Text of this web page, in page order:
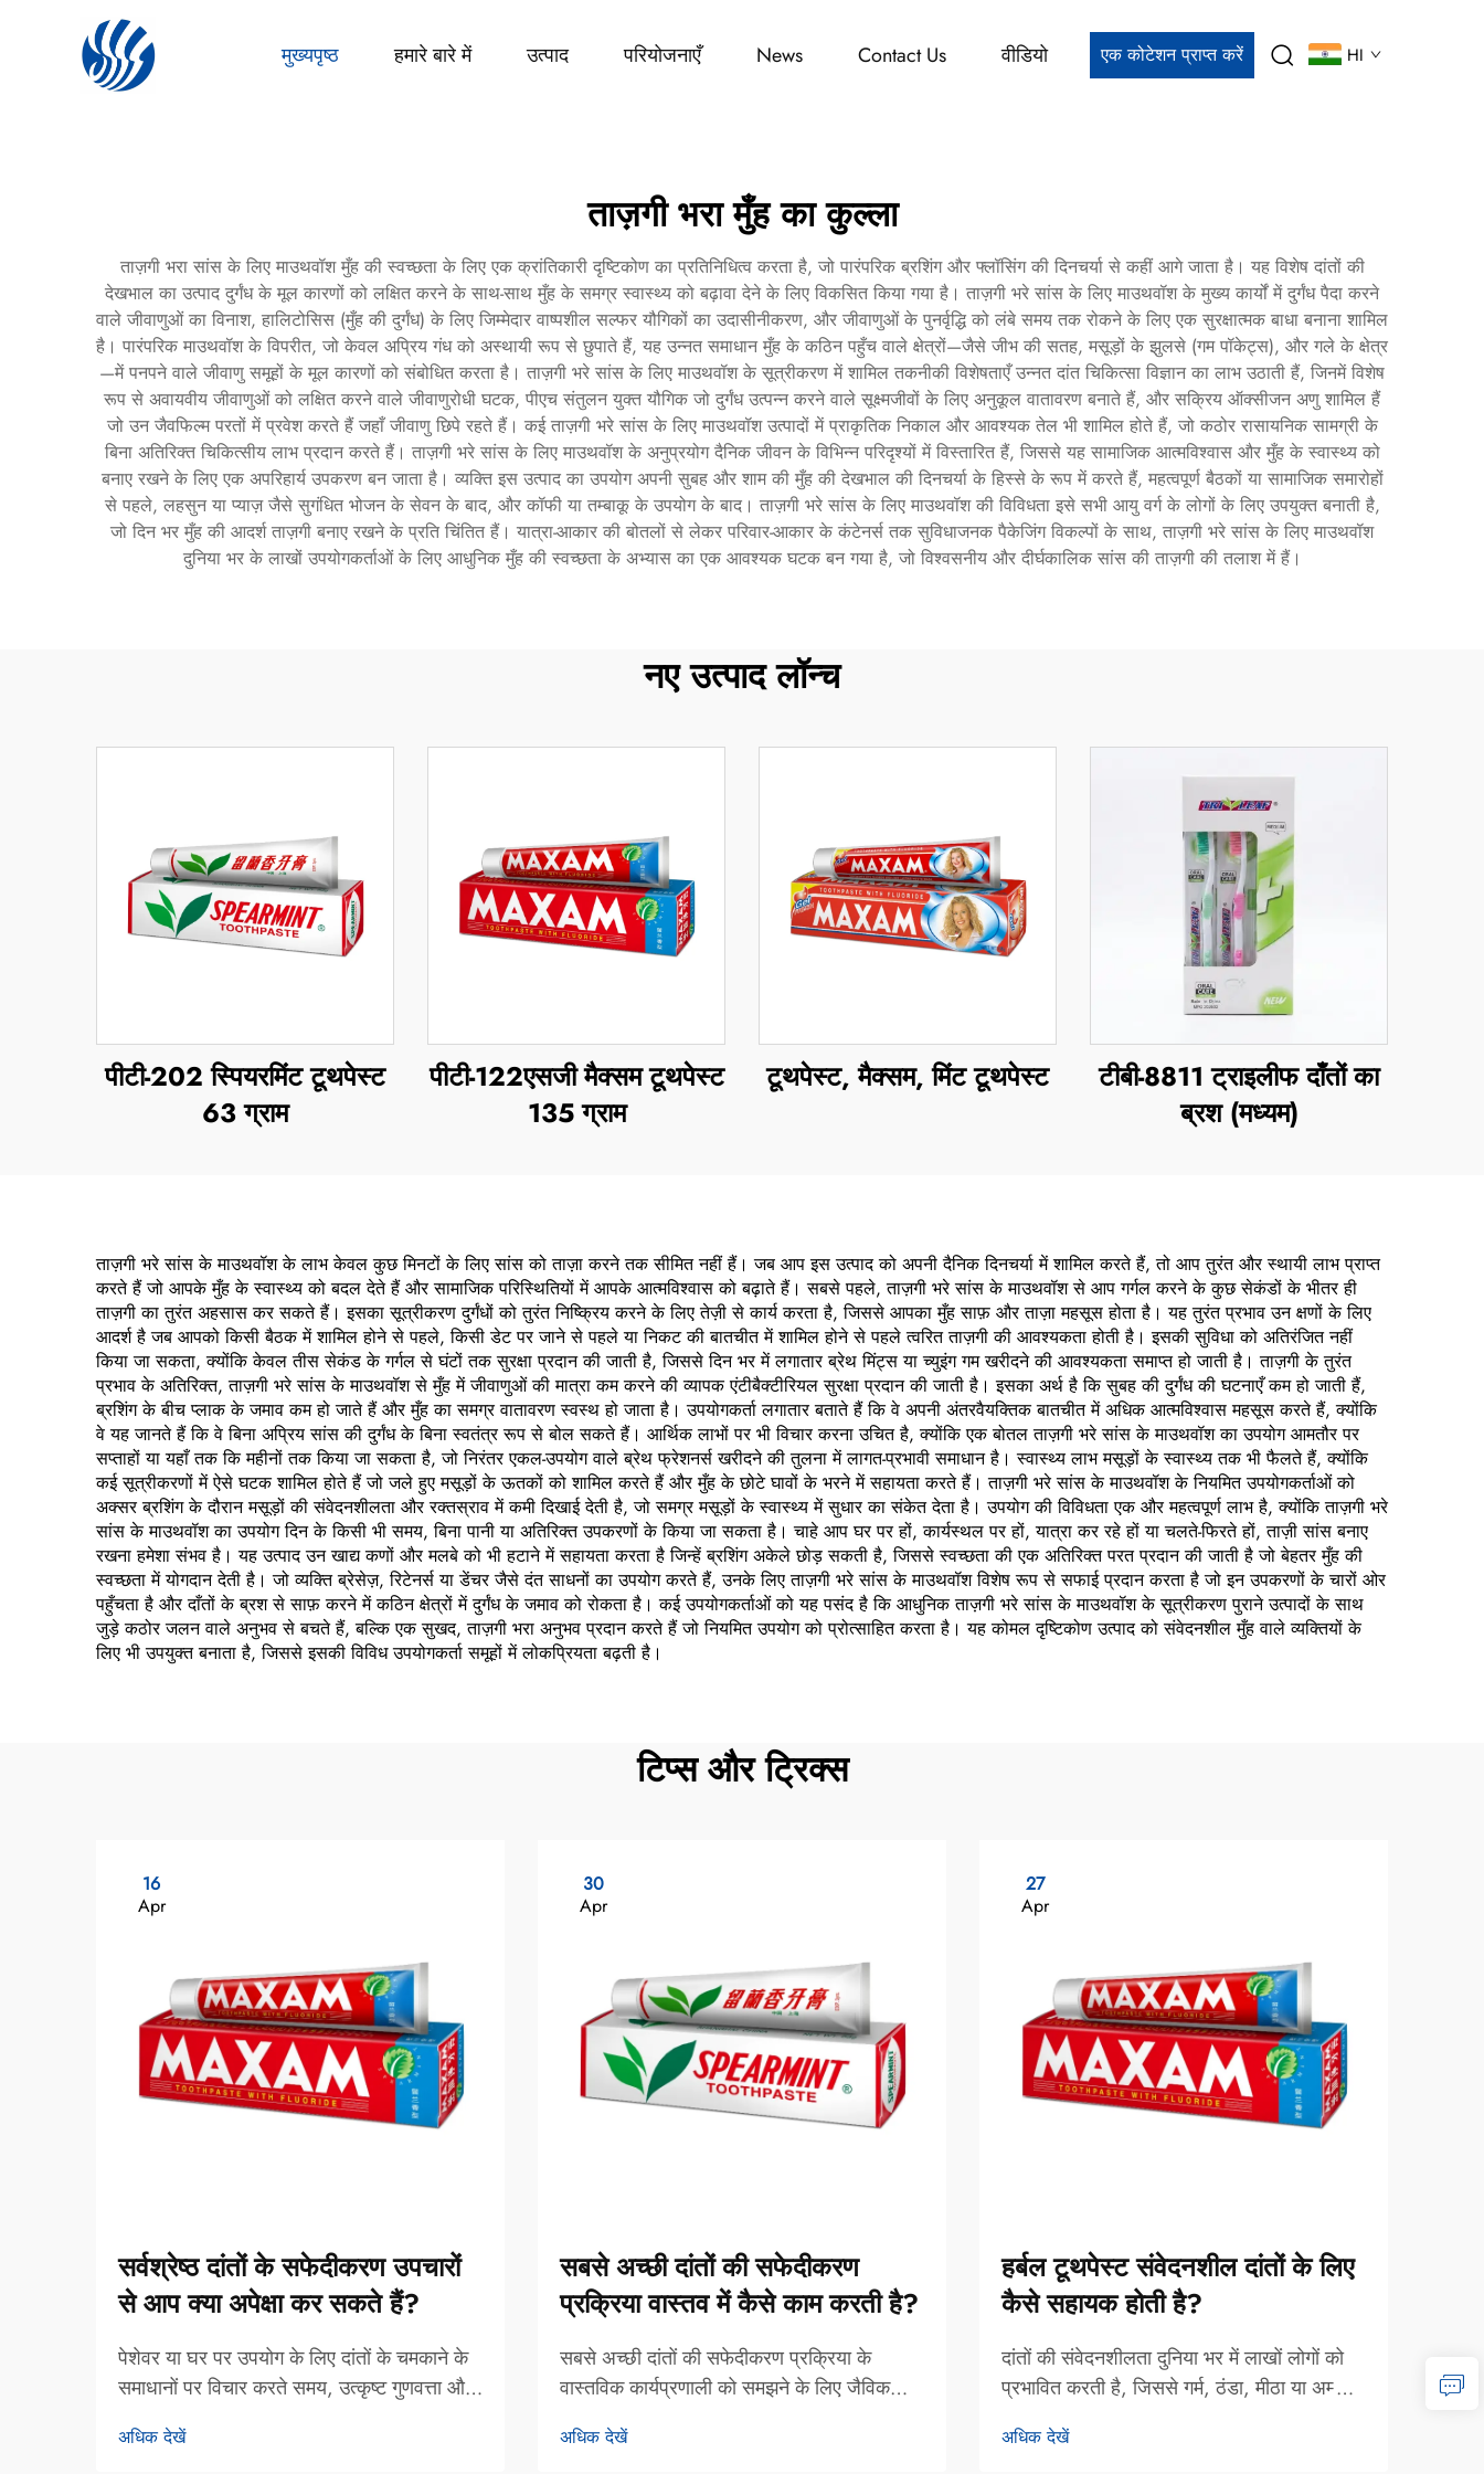
मुख्यपृष्ठ हमारे बारे में उत्पाद परियोजनाएँ News Contact Us वीडियो एक कोटेशन प्राप्त करें HI
ताज़गी भरा मुँह का कुल्ला
ताज़गी भरा सांस के लिए माउथवॉश मुँह की स्वच्छता के लिए एक क्रांतिकारी दृष्टिकोण का प्रतिनिधित्व करता है, जो पारंपरिक ब्रशिंग और फ्लॉसिंग की दिनचर्या से कहीं आगे जाता है। यह विशेष दांतों की
देखभाल का उत्पाद दुर्गंध के मूल कारणों को लक्षित करने के साथ-साथ मुँह के समग्र स्वास्थ्य को बढ़ावा देने के लिए विकसित किया गया है। ताज़गी भरे सांस के लिए माउथवॉश के मुख्य कार्यों में दुर्गंध पैदा करने
वाले जीवाणुओं का विनाश, हालिटोसिस (मुँह की दुर्गंध) के लिए जिम्मेदार वाष्पशील सल्फर यौगिकों का उदासीनीकरण, और जीवाणुओं के पुनर्वृद्धि को लंबे समय तक रोकने के लिए एक सुरक्षात्मक बाधा बनाना शामिल
है। पारंपरिक माउथवॉश के विपरीत, जो केवल अप्रिय गंध को अस्थायी रूप से छुपाते हैं, यह उन्नत समाधान मुँह के कठिन पहुँच वाले क्षेत्रों—जैसे जीभ की सतह, मसूड़ों के झुलसे (गम पॉकेट्स), और गले के क्षेत्र
—में पनपने वाले जीवाणु समूहों के मूल कारणों को संबोधित करता है। ताज़गी भरे सांस के लिए माउथवॉश के सूत्रीकरण में शामिल तकनीकी विशेषताएँ उन्नत दांत चिकित्सा विज्ञान का लाभ उठाती हैं, जिनमें विशेष
रूप से अवायवीय जीवाणुओं को लक्षित करने वाले जीवाणुरोधी घटक, पीएच संतुलन युक्त यौगिक जो दुर्गंध उत्पन्न करने वाले सूक्ष्मजीवों के लिए अनुकूल वातावरण बनाते हैं, और सक्रिय ऑक्सीजन अणु शामिल हैं
जो उन जैवफिल्म परतों में प्रवेश करते हैं जहाँ जीवाणु छिपे रहते हैं। कई ताज़गी भरे सांस के लिए माउथवॉश उत्पादों में प्राकृतिक निकाल और आवश्यक तेल भी शामिल होते हैं, जो कठोर रासायनिक सामग्री के
बिना अतिरिक्त चिकित्सीय लाभ प्रदान करते हैं। ताज़गी भरे सांस के लिए माउथवॉश के अनुप्रयोग दैनिक जीवन के विभिन्न परिदृश्यों में विस्तारित हैं, जिससे यह सामाजिक आत्मविश्वास और मुँह के स्वास्थ्य को
बनाए रखने के लिए एक अपरिहार्य उपकरण बन जाता है। व्यक्ति इस उत्पाद का उपयोग अपनी सुबह और शाम की मुँह की देखभाल की दिनचर्या के हिस्से के रूप में करते हैं, महत्वपूर्ण बैठकों या सामाजिक समारोहों
से पहले, लहसुन या प्याज़ जैसे सुगंधित भोजन के सेवन के बाद, और कॉफी या तम्बाकू के उपयोग के बाद। ताज़गी भरे सांस के लिए माउथवॉश की विविधता इसे सभी आयु वर्ग के लोगों के लिए उपयुक्त बनाती है,
जो दिन भर मुँह की आदर्श ताज़गी बनाए रखने के प्रति चिंतित हैं। यात्रा-आकार की बोतलों से लेकर परिवार-आकार के कंटेनर्स तक सुविधाजनक पैकेजिंग विकल्पों के साथ, ताज़गी भरे सांस के लिए माउथवॉश
दुनिया भर के लाखों उपयोगकर्ताओं के लिए आधुनिक मुँह की स्वच्छता के अभ्यास का एक आवश्यक घटक बन गया है, जो विश्वसनीय और दीर्घकालिक सांस की ताज़गी की तलाश में हैं।
नए उत्पाद लॉन्च
पीटी-202 स्पियरमिंट टूथपेस्ट
63 ग्राम
पीटी-122एसजी मैक्सम टूथपेस्ट
135 ग्राम
टूथपेस्ट, मैक्सम, मिंट टूथपेस्ट
टीबी-8811 ट्राइलीफ दाँतों का
ब्रश (मध्यम)
ताज़गी भरे सांस के माउथवॉश के लाभ केवल कुछ मिनटों के लिए सांस को ताज़ा करने तक सीमित नहीं हैं। जब आप इस उत्पाद को अपनी दैनिक दिनचर्या में शामिल करते हैं, तो आप तुरंत और स्थायी लाभ प्राप्त
करते हैं जो आपके मुँह के स्वास्थ्य को बदल देते हैं और सामाजिक परिस्थितियों में आपके आत्मविश्वास को बढ़ाते हैं। सबसे पहले, ताज़गी भरे सांस के माउथवॉश से आप गर्गल करने के कुछ सेकंडों के भीतर ही
ताज़गी का तुरंत अहसास कर सकते हैं। इसका सूत्रीकरण दुर्गंधों को तुरंत निष्क्रिय करने के लिए तेज़ी से कार्य करता है, जिससे आपका मुँह साफ़ और ताज़ा महसूस होता है। यह तुरंत प्रभाव उन क्षणों के लिए
आदर्श है जब आपको किसी बैठक में शामिल होने से पहले, किसी डेट पर जाने से पहले या निकट की बातचीत में शामिल होने से पहले त्वरित ताज़गी की आवश्यकता होती है। इसकी सुविधा को अतिरंजित नहीं
किया जा सकता, क्योंकि केवल तीस सेकंड के गर्गल से घंटों तक सुरक्षा प्रदान की जाती है, जिससे दिन भर में लगातार ब्रेथ मिंट्स या च्युइंग गम खरीदने की आवश्यकता समाप्त हो जाती है। ताज़गी के तुरंत
प्रभाव के अतिरिक्त, ताज़गी भरे सांस के माउथवॉश से मुँह में जीवाणुओं की मात्रा कम करने की व्यापक एंटीबैक्टीरियल सुरक्षा प्रदान की जाती है। इसका अर्थ है कि सुबह की दुर्गंध की घटनाएँ कम हो जाती हैं,
ब्रशिंग के बीच प्लाक के जमाव कम हो जाते हैं और मुँह का समग्र वातावरण स्वस्थ हो जाता है। उपयोगकर्ता लगातार बताते हैं कि वे अपनी अंतरवैयक्तिक बातचीत में अधिक आत्मविश्वास महसूस करते हैं, क्योंकि
वे यह जानते हैं कि वे बिना अप्रिय सांस की दुर्गंध के बिना स्वतंत्र रूप से बोल सकते हैं। आर्थिक लाभों पर भी विचार करना उचित है, क्योंकि एक बोतल ताज़गी भरे सांस के माउथवॉश का उपयोग आमतौर पर
सप्ताहों या यहाँ तक कि महीनों तक किया जा सकता है, जो निरंतर एकल-उपयोग वाले ब्रेथ फ्रेशनर्स खरीदने की तुलना में लागत-प्रभावी समाधान है। स्वास्थ्य लाभ मसूड़ों के स्वास्थ्य तक भी फैलते हैं, क्योंकि
कई सूत्रीकरणों में ऐसे घटक शामिल होते हैं जो जले हुए मसूड़ों के ऊतकों को शामिल करते हैं और मुँह के छोटे घावों के भरने में सहायता करते हैं। ताज़गी भरे सांस के माउथवॉश के नियमित उपयोगकर्ताओं को
अक्सर ब्रशिंग के दौरान मसूड़ों की संवेदनशीलता और रक्तस्राव में कमी दिखाई देती है, जो समग्र मसूड़ों के स्वास्थ्य में सुधार का संकेत देता है। उपयोग की विविधता एक और महत्वपूर्ण लाभ है, क्योंकि ताज़गी भरे
सांस के माउथवॉश का उपयोग दिन के किसी भी समय, बिना पानी या अतिरिक्त उपकरणों के किया जा सकता है। चाहे आप घर पर हों, कार्यस्थल पर हों, यात्रा कर रहे हों या चलते-फिरते हों, ताज़ी सांस बनाए
रखना हमेशा संभव है। यह उत्पाद उन खाद्य कणों और मलबे को भी हटाने में सहायता करता है जिन्हें ब्रशिंग अकेले छोड़ सकती है, जिससे स्वच्छता की एक अतिरिक्त परत प्रदान की जाती है जो बेहतर मुँह की
स्वच्छता में योगदान देती है। जो व्यक्ति ब्रेसेज़, रिटेनर्स या डेंचर जैसे दंत साधनों का उपयोग करते हैं, उनके लिए ताज़गी भरे सांस के माउथवॉश विशेष रूप से सफाई प्रदान करता है जो इन उपकरणों के चारों ओर
पहुँचता है और दाँतों के ब्रश से साफ़ करने में कठिन क्षेत्रों में दुर्गंध के जमाव को रोकता है। कई उपयोगकर्ताओं को यह पसंद है कि आधुनिक ताज़गी भरे सांस के माउथवॉश के सूत्रीकरण पुराने उत्पादों के साथ
जुड़े कठोर जलन वाले अनुभव से बचते हैं, बल्कि एक सुखद, ताज़गी भरा अनुभव प्रदान करते हैं जो नियमित उपयोग को प्रोत्साहित करता है। यह कोमल दृष्टिकोण उत्पाद को संवेदनशील मुँह वाले व्यक्तियों के
लिए भी उपयुक्त बनाता है, जिससे इसकी विविध उपयोगकर्ता समूहों में लोकप्रियता बढ़ती है।
टिप्स और ट्रिक्स
16
Apr
सर्वश्रेष्ठ दांतों के सफेदीकरण उपचारों
से आप क्या अपेक्षा कर सकते हैं?
पेशेवर या घर पर उपयोग के लिए दांतों के चमकाने के
समाधानों पर विचार करते समय, उत्कृष्ट गुणवत्ता और
को समझना, सूचित निर्णय लेने के लिए आवश्यक हो
अधिक देखें
30
Apr
सबसे अच्छी दांतों की सफेदीकरण
प्रक्रिया वास्तव में कैसे काम करती है?
सबसे अच्छी दांतों की सफेदीकरण प्रक्रिया के
वास्तविक कार्यप्रणाली को समझने के लिए जैविक
तत्वों का अध्ययन करना आवश्यक है, जो विरंजित
अधिक देखें
27
Apr
हर्बल टूथपेस्ट संवेदनशील दांतों के लिए
कैसे सहायक होती है?
दांतों की संवेदनशीलता दुनिया भर में लाखों लोगों को
प्रभावित करती है, जिससे गर्म, ठंडा, मीठा या अम्लीय
अस्थायी दर्द होता है। जबकि पारंपरिक
अधिक देखें